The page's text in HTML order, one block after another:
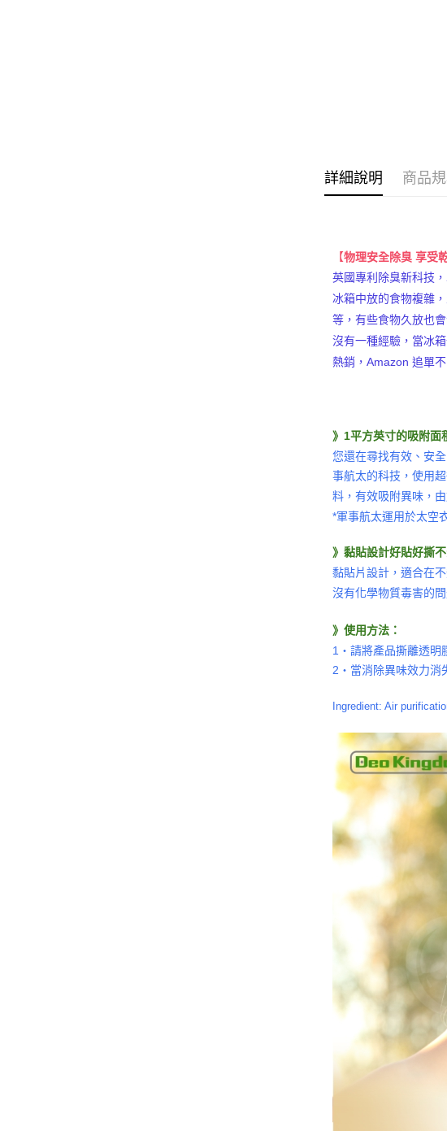
詳細說明 商品
【物理安全除臭 享受
英國專利除臭新科技，
冰箱中放的食物複雜
等，有些食物久放也
沒有一種經驗，當冰
熱銷，Amazon 追單
》1平方英寸的吸附面
您還在尋找有效、安
事航太的科技，使用
料，有效吸附異味，
*軍事航太運用於太空
》黏貼設計好貼好撕
黏貼片設計，適合在
沒有化學物質毒害的
》使用方法：
1‧請將產品撕離透明
2‧當消除異味效力消
Ingredient: Air